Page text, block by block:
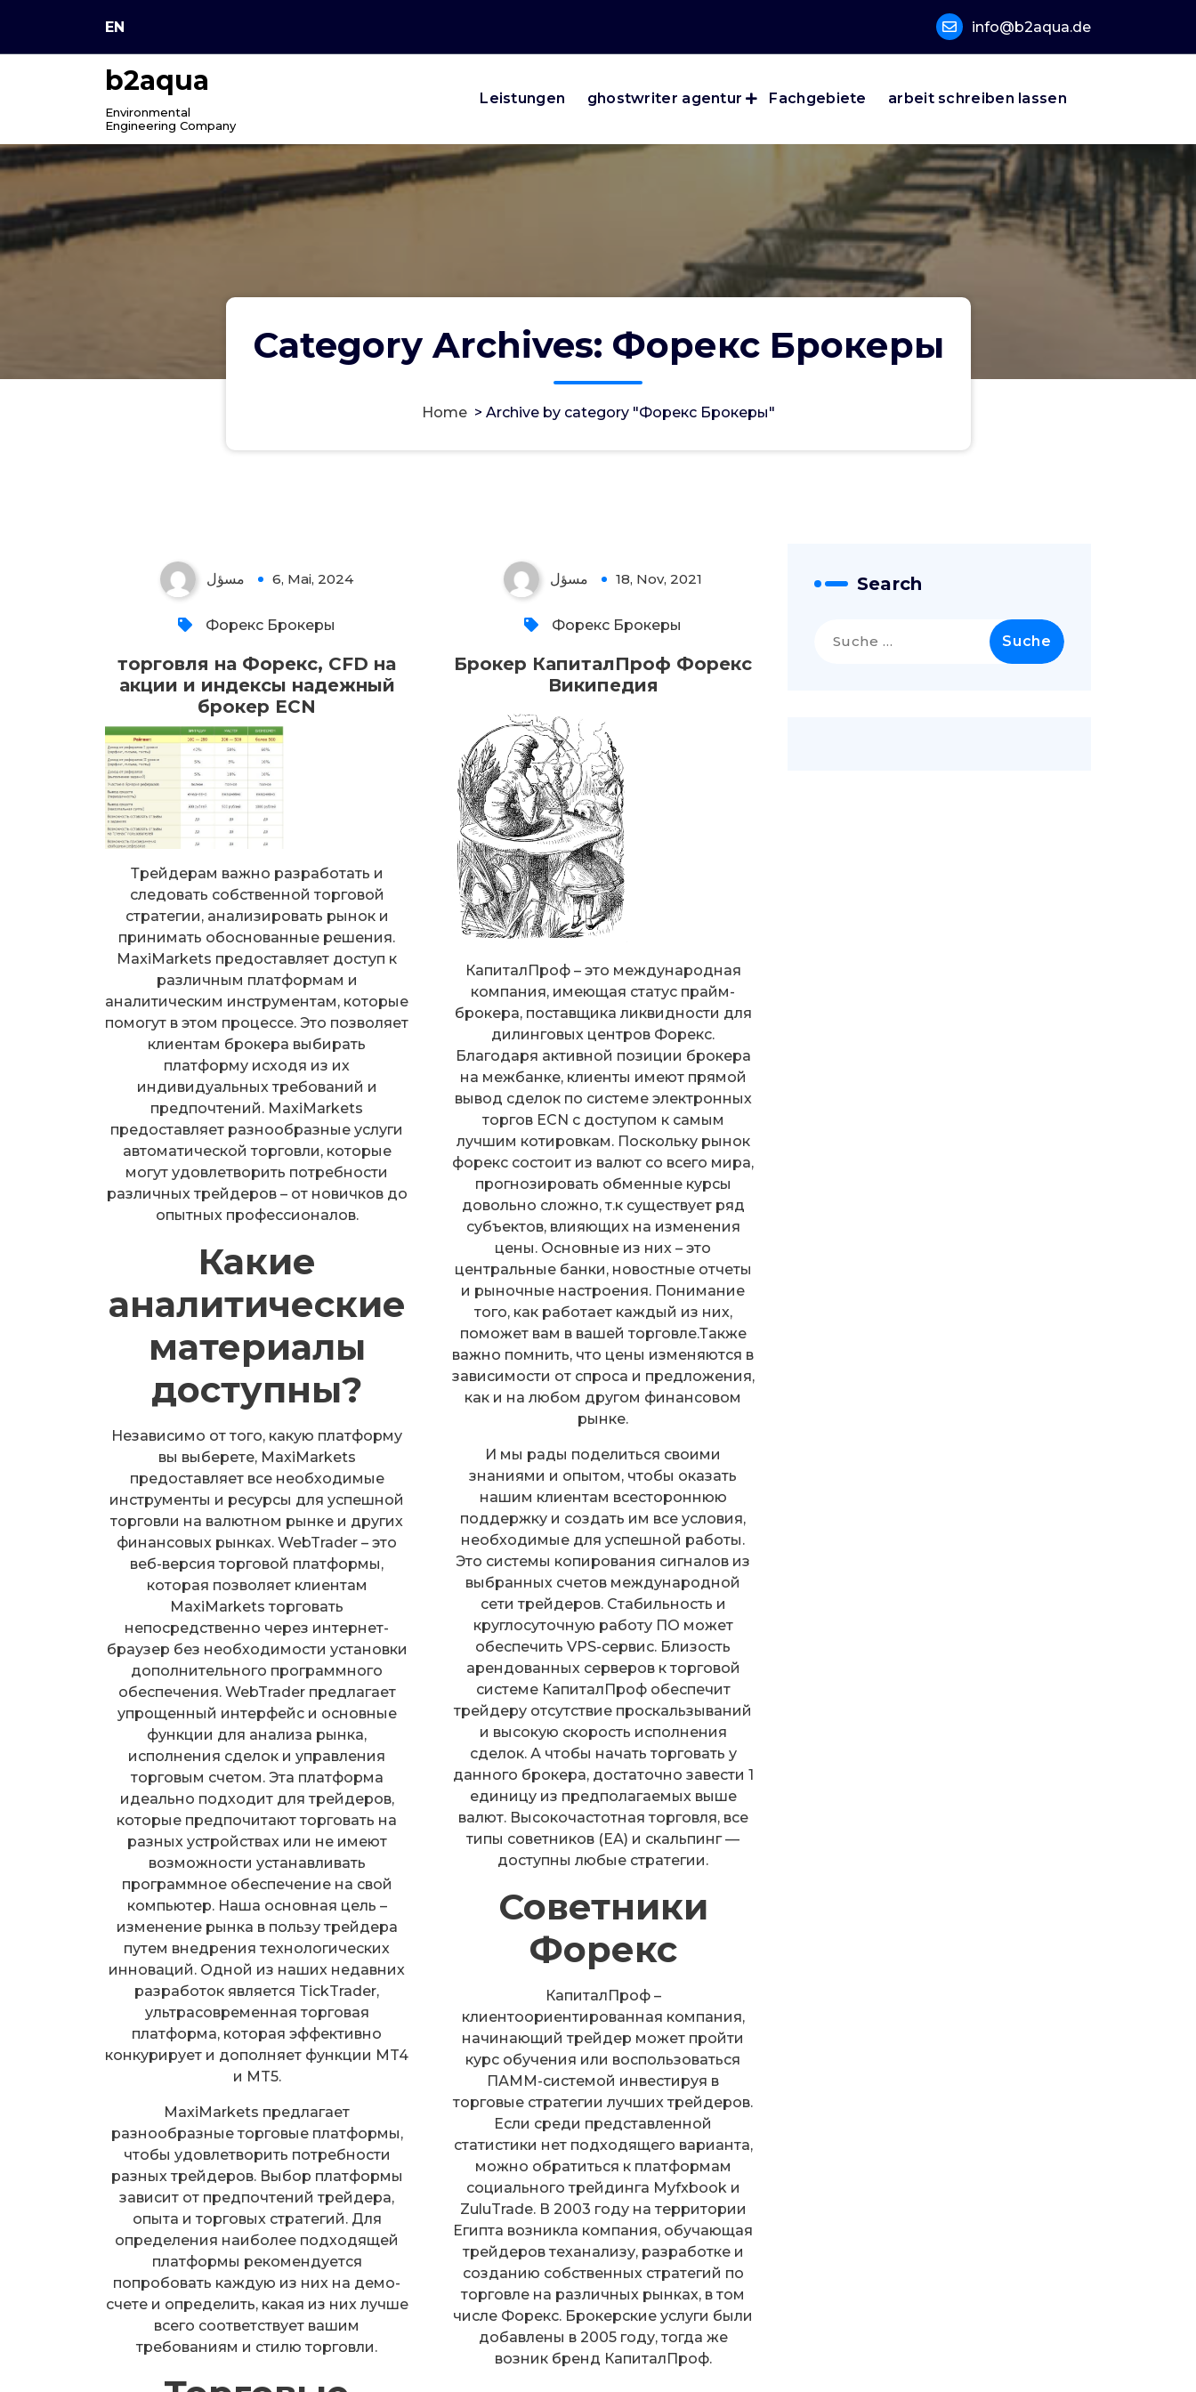
content
EN info@b2aqua.de
b2aqua
Environmental
Engineering Company
Leistungen ghostwriter agentur Fachgebiete arbeit schreiben lassen
Category Archives: Форекс Брокеры
Home> Archive by category "Форекс Брокеры"
مسؤل 6, Mai, 2024
Форекс Брокеры
торговля на Форекс, CFD на
акции и индексы надежный
брокер ECN
Трейдерам важно разработать и
следовать собственной торговой
стратегии, анализировать рынок и
принимать обоснованные решения.
MaxiMarkets предоставляет доступ к
различным платформам и
аналитическим инструментам, которые
помогут в этом процессе. Это позволяет
клиентам брокера выбирать
платформу исходя из их
индивидуальных требований и
предпочтений. MaxiMarkets
предоставляет разнообразные услуги
автоматической торговли, которые
могут удовлетворить потребности
различных трейдеров – от новичков до
опытных профессионалов.
Какие
аналитические
материалы
доступны?
Независимо от того, какую платформу
вы выберете, MaxiMarkets
предоставляет все необходимые
инструменты и ресурсы для успешной
торговли на валютном рынке и других
финансовых рынках. WebTrader – это
веб-версия торговой платформы,
которая позволяет клиентам
MaxiMarkets торговать
непосредственно через интернет-
браузер без необходимости установки
дополнительного программного
обеспечения. WebTrader предлагает
упрощенный интерфейс и основные
функции для анализа рынка,
исполнения сделок и управления
торговым счетом. Эта платформа
идеально подходит для трейдеров,
которые предпочитают торговать на
разных устройствах или не имеют
возможности устанавливать
программное обеспечение на свой
компьютер. Наша основная цель –
изменение рынка в пользу трейдера
путем внедрения технологических
инноваций. Одной из наших недавних
разработок является TickTrader,
ультрасовременная торговая
платформа, которая эффективно
конкурирует и дополняет функции MT4
и MT5.
MaxiMarkets предлагает
разнообразные торговые платформы,
чтобы удовлетворить потребности
разных трейдеров. Выбор платформы
зависит от предпочтений трейдера,
опыта и торговых стратегий. Для
определения наиболее подходящей
платформы рекомендуется
попробовать каждую из них на демо-
счете и определить, какая из них лучше
всего соответствует вашим
требованиям и стилю торговли.
مسؤل 18, Nov, 2021
Форекс Брокеры
Брокер КапиталПроф Форекс
Википедия
КапиталПроф – это международная
компания, имеющая статус прайм-
брокера, поставщика ликвидности для
дилинговых центров Форекс.
Благодаря активной позиции брокера
на межбанке, клиенты имеют прямой
вывод сделок по системе электронных
торгов ECN с доступом к самым
лучшим котировкам. Поскольку рынок
форекс состоит из валют со всего мира,
прогнозировать обменные курсы
довольно сложно, т.к существует ряд
субъектов, влияющих на изменения
цены. Основные из них – это
центральные банки, новостные отчеты
и рыночные настроения. Понимание
того, как работает каждый из них,
поможет вам в вашей торговле.Также
важно помнить, что цены изменяются в
зависимости от спроса и предложения,
как и на любом другом финансовом
рынке.
И мы рады поделиться своими
знаниями и опытом, чтобы оказать
нашим клиентам всестороннюю
поддержку и создать им все условия,
необходимые для успешной работы.
Это системы копирования сигналов из
выбранных счетов международной
сети трейдеров. Стабильность и
круглосуточную работу ПО может
обеспечить VPS-сервис. Близость
арендованных серверов к торговой
системе КапиталПроф обеспечит
трейдеру отсутствие проскальзываний
и высокую скорость исполнения
сделок. А чтобы начать торговать у
данного брокера, достаточно завести 1
единицу из предполагаемых выше
валют. Высокочастотная торговля, все
типы советников (EA) и скальпинг —
доступны любые стратегии.
Советники
Форекс
КапиталПроф –
клиентоориентированная компания,
начинающий трейдер может пройти
курс обучения или воспользоваться
ПАММ-системой инвестируя в
торговые стратегии лучших трейдеров.
Если среди представленной
статистики нет подходящего варианта,
можно обратиться к платформам
социального трейдинга Myfxbook и
ZuluTrade. В 2003 году на территории
Египта возникла компания, обучающая
трейдеров теханализу, разработке и
созданию собственных стратегий по
торговле на различных рынках, в том
числе Форекс. Брокерские услуги были
добавлены в 2005 году, тогда же
возник бренд КапиталПроф.
Search
nach: